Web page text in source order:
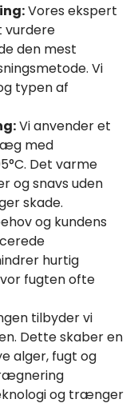
Vores ekspert
vurdere
den mest
Vi
typen af
Vi anvender et
med
Det varme
og snavs uden
skade.
og kundens
hurtig
fugten ofte
tilbyder vi
Dette skaber en
alger, fugt og
og trænger